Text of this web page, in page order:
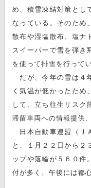
め、積雪凍結対策とし
なっている。そのため
散布や湿塩散布、塩ナ
スイーパーで雪を弾き
を使って排雪を行ってい
だが、今年の雪は４
く気温が低かったため
して、立ち往生リスク
滞留車両への情報提供
日本自動車連盟（Ｊ
と、１月２２日から２
ップや落輪が５６０件
付が多く、午後には都